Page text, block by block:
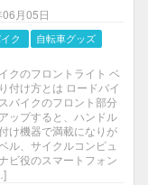
月05日
ク
自転車グッズ
クのフロントライト ベ
付け方とは ロードバイ
バイクのフロント部分
ップすると、ハンドル
け機器で満載になりが
ル、サイクルコンピュ
ビ役のスマートフォン